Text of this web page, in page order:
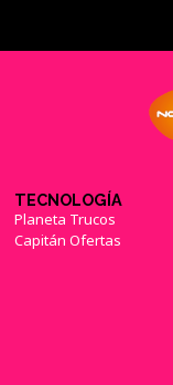
TECNOLOGÍA
Planeta Trucos
Capitán Ofertas